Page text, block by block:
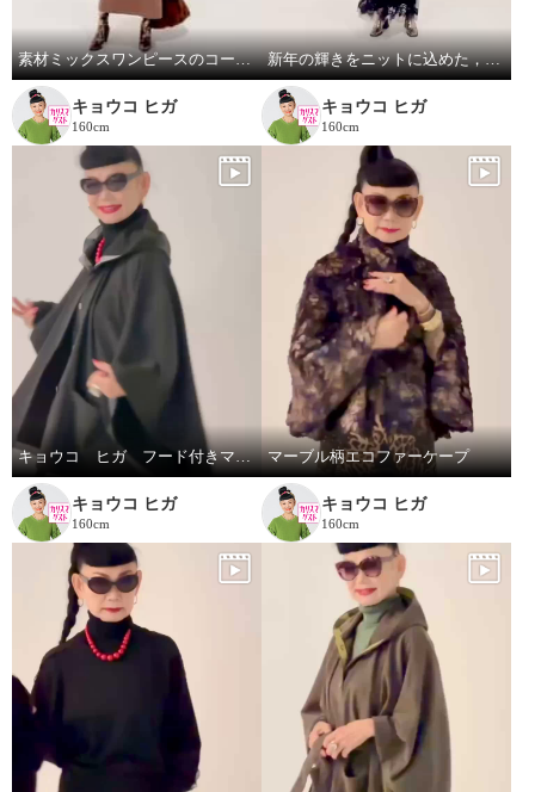
素材ミックスワンピースのコーディネート
キョウコ ヒガ
160cm
新年の輝きをニットに込めた，華やかなスタイリングです。
キョウコ ヒガ
160cm
キョウコ ヒガ フード付きマント
キョウコ ヒガ
160cm
マーブル柄エコファーケープ
キョウコ ヒガ
160cm